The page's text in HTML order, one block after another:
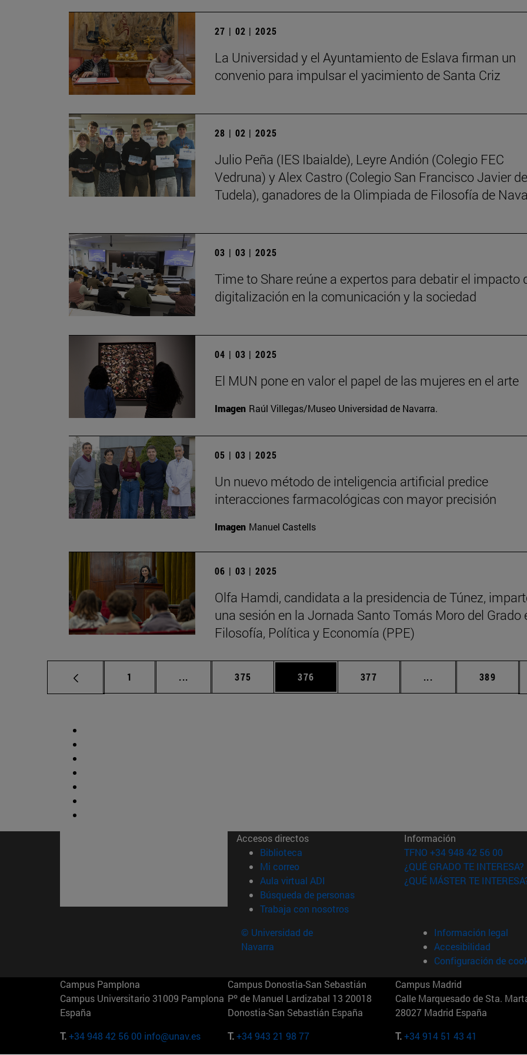
27 | 02 | 2025
La Universidad y el Ayuntamiento de Eslava firman un
convenio para impulsar el yacimiento de Santa Criz
28 | 02 | 2025
Julio Peña (IES Ibaialde), Leyre Andión (Colegio FEC
Vedruna) y Alex Castro (Colegio San Francisco Javier de
Tudela), ganadores de la Olimpiada de Filosofía de
03 | 03 | 2025
Time to Share reúne a expertos para debatir el impacto
digitalización en la comunicación y la sociedad
04 | 03 | 2025
El MUN pone en valor el papel de las mujeres en el arte
Imagen Raúl Villegas/Museo Universidad de Navarra.
05 | 03 | 2025
Un nuevo método de inteligencia artificial predice
interacciones farmacológicas con mayor precisión
Imagen Manuel Castells
06 | 03 | 2025
Olfa Hamdi, candidata a la presidencia de Túnez,
una sesión en la Jornada Santo Tomás Moro del Grado
Filosofía, Política y Economía (PPE)
Página
1 ... Páginas intermedias Use TAB para desplazarse.
Página
375 Página
376 Página
377 ... Páginas intermedias
Página
389
Accesos directos
Biblioteca (abre en nueva ventana)
Mi correo(abre en nueva ventana)
Aula virtual ADI (abre en nueva ventana)
Búsqueda de personas(abre en nueva ventana)
Trabaja con nosotros(abre en nueva ventana)
Información
TFNO +34 948 42 56 00
¿QUÉ GRADO TE INTERESA?
¿QUÉ MÁSTER TE
© Universidad de
Navarra
Información legal
Accesibilidad
Configuración de
Campus Pamplona
Campus Universitario 31009 Pamplona
España
T.+34 948 42 56 00 info@unav.es
Campus Donostia-San Sebastián
Pº de Manuel Lardizabal 13 20018
Donostia-San Sebastián España
T.+34 943 21 98 77
Campus Madrid
Calle Marquesado de Sta.
28027 Madrid España
T.+34 914 51 43 41